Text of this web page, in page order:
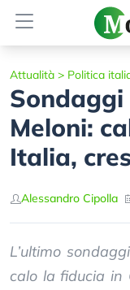
Attualità > Politica
Meloni:
Italia,
Alessandro Cipolla
L’ultimo
calo la fiducia in